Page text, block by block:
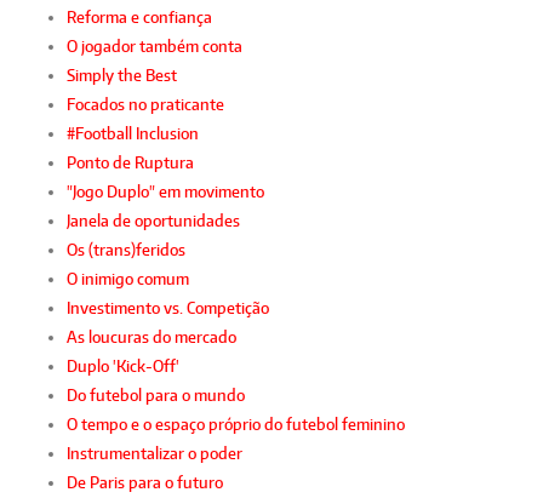
Reforma e confiança
O jogador também conta
Simply the Best
Focados no praticante
#Football Inclusion
Ponto de Ruptura
"Jogo Duplo" em movimento
Janela de oportunidades
Os (trans)feridos
O inimigo comum
Investimento vs. Competição
As loucuras do mercado
Duplo 'Kick-Off'
Do futebol para o mundo
O tempo e o espaço próprio do futebol feminino
Instrumentalizar o poder
De Paris para o futuro